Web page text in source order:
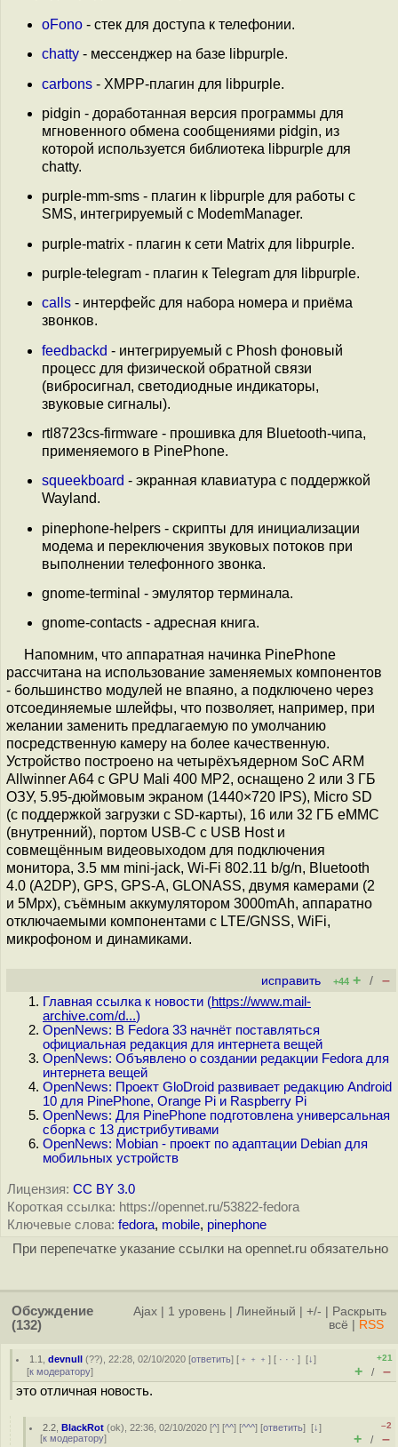
oFono - стек для доступа к телефонии.
chatty - мессенджер на базе libpurple.
carbons - XMPP-плагин для libpurple.
pidgin - доработанная версия программы для
мгновенного обмена сообщениями pidgin, из
которой используется библиотека libpurple для
chatty.
purple-mm-sms - плагин к libpurple для работы с
SMS, интегрируемый с ModemManager.
purple-matrix - плагин к сети Matrix для libpurple.
purple-telegram - плагин к Telegram для libpurple.
calls - интерфейс для набора номера и приёма
звонков.
feedbackd - интегрируемый с Phosh фоновый
процесс для физической обратной связи
(вибросигнал, светодиодные индикаторы,
звуковые сигналы).
rtl8723cs-firmware - прошивка для Bluetooth-чипа,
применяемого в PinePhone.
squeekboard - экранная клавиатура с поддержкой
Wayland.
pinephone-helpers - скрипты для инициализации
модема и переключения звуковых потоков при
выполнении телефонного звонка.
gnome-terminal - эмулятор терминала.
gnome-contacts - адресная книга.
Напомним, что аппаратная начинка PinePhone
рассчитана на использование заменяемых компонентов
- большинство модулей не впаяно, а подключено через
отсоединяемые шлейфы, что позволяет, например, при
желании заменить предлагаемую по умолчанию
посредственную камеру на более качественную.
Устройство построено на четырёхъядерном SoC ARM
Allwinner A64 c GPU Mali 400 MP2, оснащено 2 или 3 ГБ
ОЗУ, 5.95-дюймовым экраном (1440×720 IPS), Micro SD
(с поддержкой загрузки с SD-карты), 16 или 32 ГБ eMMC
(внутренний), портом USB-C с USB Host и
совмещённым видеовыходом для подключения
монитора, 3.5 мм mini-jack, Wi-Fi 802.11 b/g/n, Bluetooth
4.0 (A2DP), GPS, GPS-A, GLONASS, двумя камерами (2
и 5Mpx), съёмным аккумулятором 3000mAh, аппаратно
отключаемыми компонентами с LTE/GNSS, WiFi,
микрофоном и динамиками.
исправить +44 + / –
Главная ссылка к новости (https://www.mail-
archive.com/d...)
OpenNews: В Fedora 33 начнёт поставляться
официальная редакция для интернета вещей
OpenNews: Объявлено о создании редакции Fedora для
интернета вещей
OpenNews: Проект GloDroid развивает редакцию Android
10 для PinePhone, Orange Pi и Raspberry Pi
OpenNews: Для PinePhone подготовлена универсальная
сборка с 13 дистрибутивами
OpenNews: Mobian - проект по адаптации Debian для
мобильных устройств
Лицензия: CC BY 3.0
Короткая ссылка: https://opennet.ru/53822-fedora
Ключевые слова: fedora, mobile, pinephone
При перепечатке указание ссылки на opennet.ru обязательно
Обсуждение
(132)
Ajax 1 уровень Линейный +/-
Раскрыть
всё
RSS
1.1 ,devnull (??), 22:28, 02/10/2020 [ответить] [ ﹢﹢﹢] [ · · ·][↓]
[к модератору]
+21
+ / –
это отличная новость.
2.2 ,BlackRot (ok), 22:36, 02/10/2020 [^] [^^] [^^^] [ответить][↓]
[к модератору]
–2
+ / –